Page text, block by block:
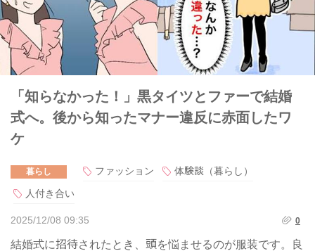
「知らなかった！」黒タイツとファーで結婚
式へ。後から知ったマナー違反に赤面したワ
ケ
暮らし ファッション
体験談（暮らし）
人付き合い
2025/12/08 09:35 0
結婚式に招待されたとき、頭を悩ませるのが服装です。良